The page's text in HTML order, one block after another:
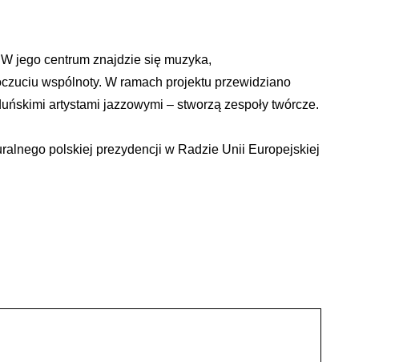
jego centrum znajdzie się muzyka,
wspólnoty. W ramach projektu przewidziano
artystami jazzowymi – stworzą zespoły twórcze.
polskiej prezydencji w Radzie Unii Europejskiej